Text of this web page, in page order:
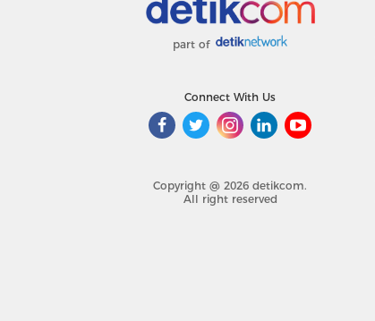
part of
Connect With Us
Copyright @ 2026 detikcom.
All right reserved